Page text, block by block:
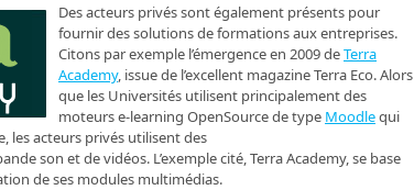
Des acteurs privés sont également présents pour
fournir des solutions de formations aux entreprises.
Citons par exemple l’émergence en 2009 deTerra
Academy, issue de l’excellent magazine Terra Eco. Alors
que les Universités utilisent principalement des
moteurs e-learning OpenSource de type Moodlequi
les acteurs privés utilisent des
son et de vidéos. L’exemple cité, Terra Academy, se base
de ses modules multimédias.